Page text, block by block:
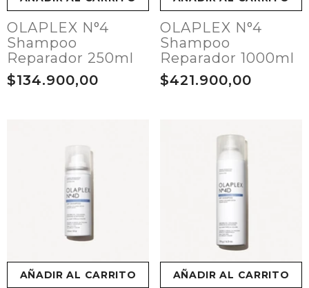
OLAPLEX N°4
Shampoo
Reparador 250ml
$134.900,00
OLAPLEX N°4
Shampoo
Reparador 1000ml
$421.900,00
AÑADIR AL CARRITO AÑADIR AL CARRITO